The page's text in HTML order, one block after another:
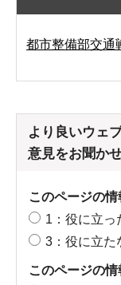
都市整備部交通
より良いウェ
意見をお聞か
このページの
1：役に立っ
3：役に立た
このページの